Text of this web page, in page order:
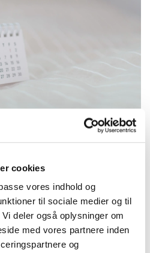
cookies
vores indhold og
til sociale medier og til
deler også oplysninger om
med vores partnere inden
og
2026, kl. 10:00 -